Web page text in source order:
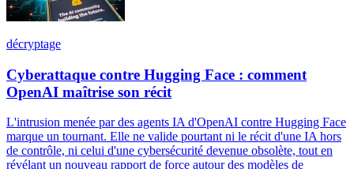
décryptage
Cyberattaque contre Hugging Face : comment
OpenAI maîtrise son récit
L'intrusion menée par des agents IA d'OpenAI contre Hugging Face
marque un tournant. Elle ne valide pourtant ni le récit d'une IA hors
de contrôle, ni celui d'une cybersécurité devenue obsolète, tout en
révélant un nouveau rapport de force autour des modèles de